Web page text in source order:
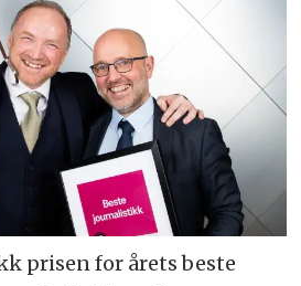
prisen for årets beste